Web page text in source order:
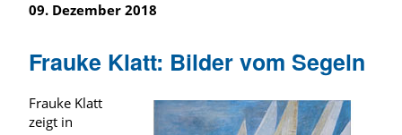
09. Dezember 2018
Frauke Klatt: Bilder vom Segeln
Frauke Klatt
zeigt in